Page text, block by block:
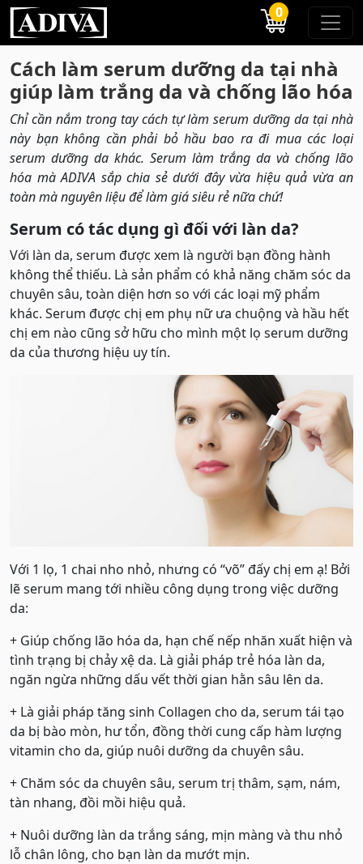
0
Cách làm serum dưỡng da tại nhà
giúp làm trắng da và chống lão hóa
Chỉ cần nắm trong tay cách tự làm serum dưỡng da tại nhà
này bạn không cần phải bỏ hầu bao ra đi mua các loại
serum dưỡng da khác. Serum làm trắng da và chống lão
hóa mà ADIVA sắp chia sẻ dưới đây vừa hiệu quả vừa an
toàn mà nguyên liệu để làm giá siêu rẻ nữa chứ!
Serum có tác dụng gì đối với làn da?
Với làn da, serum được xem là người bạn đồng hành
không thể thiếu. Là sản phẩm có khả năng chăm sóc da
chuyên sâu, toàn diện hơn so với các loại mỹ phẩm
khác. Serum được chị em phụ nữ ưa chuộng và hầu hết
chị em nào cũng sở hữu cho mình một lọ serum dưỡng
da của thương hiệu uy tín.
Với 1 lọ, 1 chai nho nhỏ, nhưng có “võ” đấy chị em ạ! Bởi
lẽ serum mang tới nhiều công dụng trong việc dưỡng
da:
+ Giúp chống lão hóa da, hạn chế nếp nhăn xuất hiện và
tình trạng bị chảy xệ da. Là giải pháp trẻ hóa làn da,
ngăn ngừa những dấu vết thời gian hằn sâu lên da.
+ Là giải pháp tăng sinh Collagen cho da, serum tái tạo
da bị bào mòn, hư tổn, đồng thời cung cấp hàm lượng
vitamin cho da, giúp nuôi dưỡng da chuyên sâu.
+ Chăm sóc da chuyên sâu, serum trị thâm, sạm, nám,
tàn nhang, đồi mồi hiệu quả.
+ Nuôi dưỡng làn da trắng sáng, mịn màng và thu nhỏ
lỗ chân lông, cho bạn làn da mướt mịn.